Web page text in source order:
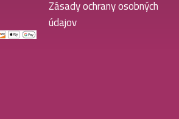
Zásady ochrany osobných
údajov